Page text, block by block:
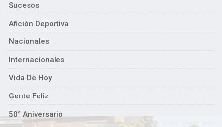
Sucesos
Afición Deportiva
Nacionales
Internacionales
Vida De Hoy
Gente Feliz
50° Aniversario